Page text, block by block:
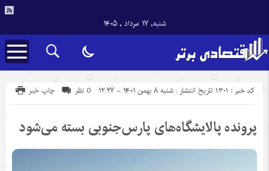
شنبه, ۱۷ مرداد , ۱۴۰۵
تاریخ انتشار : شنبه ۸ بهمن ۱۴۰۱ - ۱۲:۲۷ کد خبر : 1301 چاپ خبر 0 نظر
پرونده پالایشگاه‌های پارس‌جنوبی بسته می‌شود